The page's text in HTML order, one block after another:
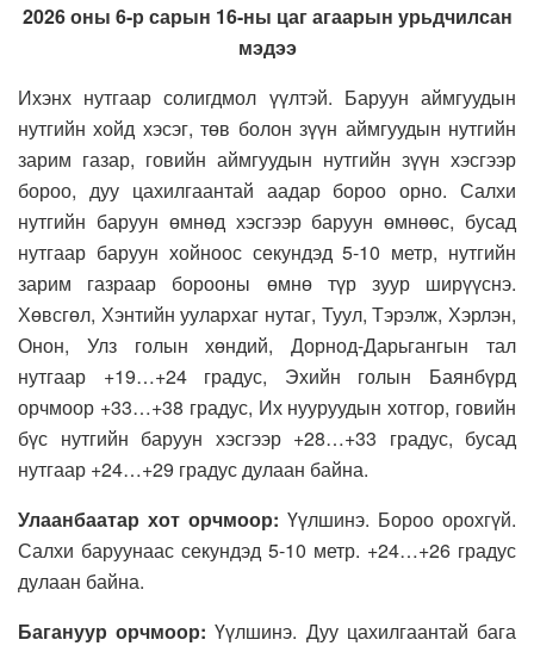
2026 оны 6-р сарын 16-ны цаг агаарын урьдчилсан
мэдээ
Ихэнх нутгаар солигдмол үүлтэй. Баруун аймгуудын
нутгийн хойд хэсэг, төв болон зүүн аймгуудын нутгийн
зарим газар, говийн аймгуудын нутгийн зүүн хэсгээр
бороо, дуу цахилгаантай аадар бороо орно. Салхи
нутгийн баруун өмнөд хэсгээр баруун өмнөөс, бусад
нутгаар баруун хойноос секундэд 5-10 метр, нутгийн
зарим газраар борооны өмнө түр зуур ширүүснэ.
Хөвсгөл, Хэнтийн уулархаг нутаг, Туул, Тэрэлж, Хэрлэн,
Онон, Улз голын хөндий, Дорнод-Дарьгангын тал
нутгаар +19…+24 градус, Эхийн голын Баянбүрд
орчмоор +33…+38 градус, Их нууруудын хотгор, говийн
бүс нутгийн баруун хэсгээр +28…+33 градус, бусад
нутгаар +24…+29 градус дулаан байна.
Улаанбаатар хот орчмоор: Үүлшинэ. Бороо орохгүй.
Салхи баруунаас секундэд 5-10 метр. +24…+26 градус
дулаан байна.
Багануур орчмоор: Үүлшинэ. Дуу цахилгаантай бага